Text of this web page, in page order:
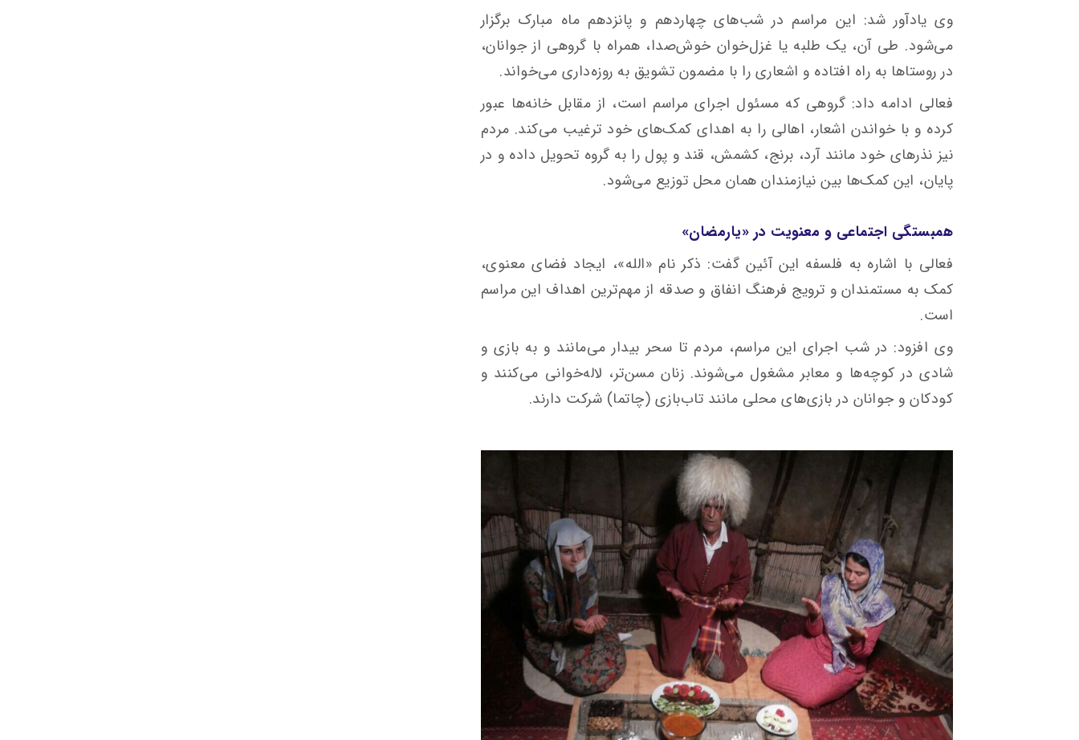
وی یادآور شد: این مراسم در شب‌های چهاردهم و پانزدهم ماه مبارک برگزار
می‌شود. طی آن، یک طلبه یا غزل‌خوان خوش‌صدا، همراه با گروهی از جوانان،
در روستاها به راه افتاده و اشعاری را با مضمون تشویق به روزه‌داری می‌خواند.
فعالی ادامه داد: گروهی که مسئول اجرای مراسم است، از مقابل خانه‌ها عبور
کرده و با خواندن اشعار، اهالی را به اهدای کمک‌های خود ترغیب می‌کند. مردم
نیز نذرهای خود مانند آرد، برنج، کشمش، قند و پول را به گروه تحویل داده و در
پایان، این کمک‌ها بین نیازمندان همان محل توزیع می‌شود.
همبستگی اجتماعی و معنویت در «یارمضان»
فعالی با اشاره به فلسفه این آئین گفت: ذکر نام «الله»، ایجاد فضای معنوی،
کمک به مستمندان و ترویج فرهنگ انفاق و صدقه از مهم‌ترین اهداف این مراسم
است.
وی افزود: در شب اجرای این مراسم، مردم تا سحر بیدار می‌مانند و به بازی و
شادی در کوچه‌ها و معابر مشغول می‌شوند. زنان مسن‌تر، لاله‌خوانی می‌کنند و
کودکان و جوانان در بازی‌های محلی مانند تاب‌بازی (چاتما) شرکت دارند.